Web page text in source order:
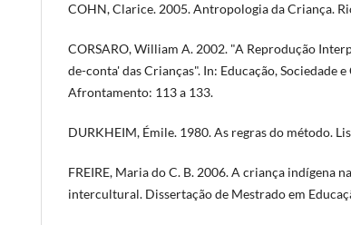
COHN, Clarice. 2005. Antropologia da Criança.
CORSARO, William A. 2002. "A Reprodução
de-conta' das Crianças". In: Educação, Sociedade
Afrontamento: 113 a 133.
DURKHEIM, Émile. 1980. As regras do método.
FREIRE, Maria do C. B. 2006. A criança indígena
intercultural. Dissertação de Mestrado em